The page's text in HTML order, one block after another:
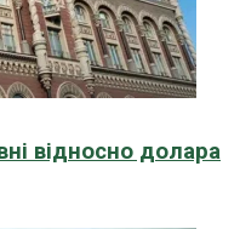
відносно долара